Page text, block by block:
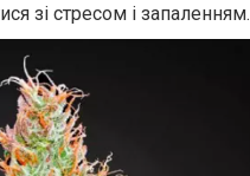
зі стресом і запаленням.